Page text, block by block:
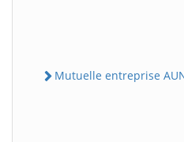
Mutuelle entreprise